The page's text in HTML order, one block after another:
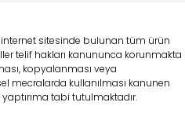
sitesinde bulunan tüm ürün
telif hakları kanununca korunmakta
kopyalanması veya
mecralarda kullanılması kanunen
tabi tutulmaktadır.